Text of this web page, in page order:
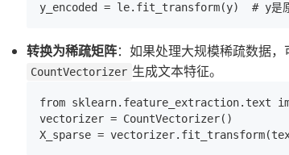
转换为稀疏矩阵：如果处理大规模稀疏数据，
CountVectorizer 生成文本特征。
from sklearn.feature_extraction.text
vectorizer = CountVectorizer()